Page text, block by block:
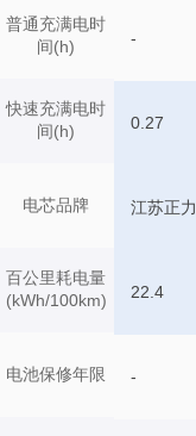
普通充满电时
间(h)
快速充满电时
间(h)
电芯品牌
百公里耗电量
(kWh/100km)
电池保修年限
-
0.27
江苏正力
22.4
-